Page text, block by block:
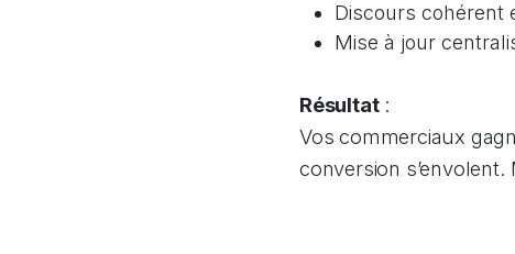
Discours cohérent
Mise à jour
Résultat:
Vos commerciaux
conversion